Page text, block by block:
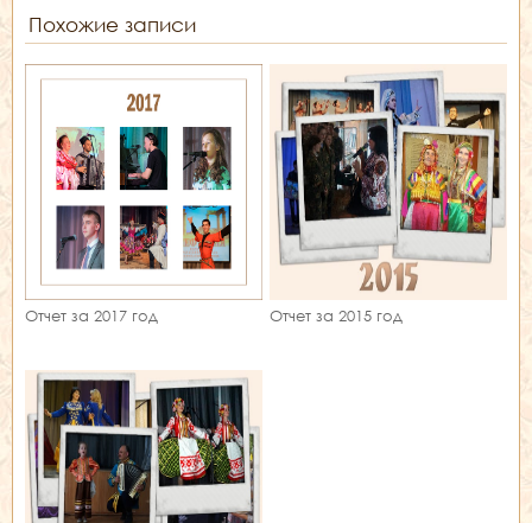
Похожие записи
Отчет за 2017 год Отчет за 2015 год